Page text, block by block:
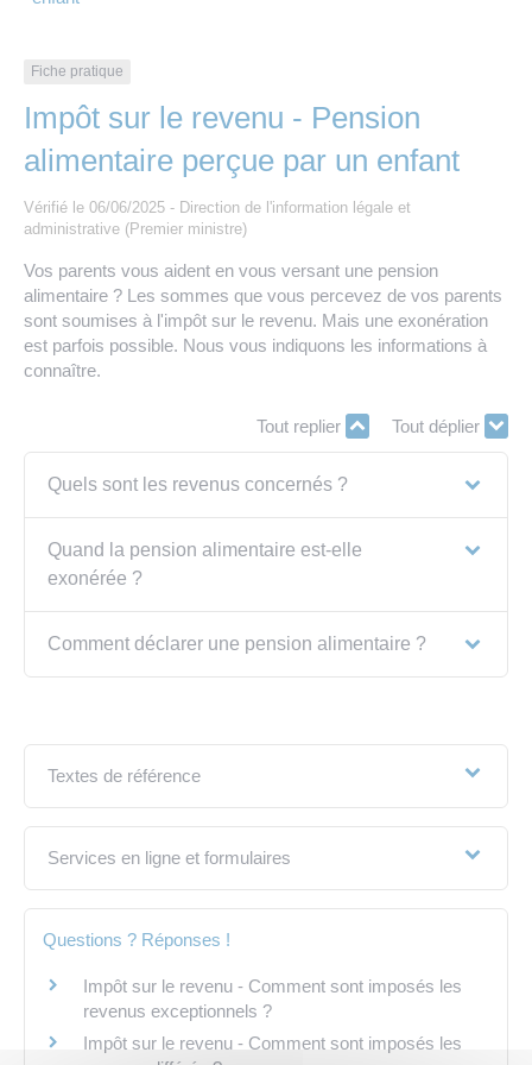
Travaux
Numérique
Annuaire de contacts
Les offres d’emploi de la communauté de
Nos publications
Fiche pratique
Impôt sur le revenu - Pension
alimentaire perçue par un enfant
Vérifié le 06/06/2025 - Direction de l'information légale et
administrative (Premier ministre)
Vos parents vous aident en vous versant une pension
alimentaire ? Les sommes que vous percevez de vos parents
sont soumises à l'impôt sur le revenu. Mais une exonération
est parfois possible. Nous vous indiquons les informations à
connaître.
Tout replier Tout déplier
Quels sont les revenus concernés ?
Quand la pension alimentaire est-elle
exonérée ?
Comment déclarer une pension alimentaire ?
Textes de référence
Services en ligne et formulaires
Questions ? Réponses !
Impôt sur le revenu - Comment sont imposés les
revenus exceptionnels ?
Impôt sur le revenu - Comment sont imposés les